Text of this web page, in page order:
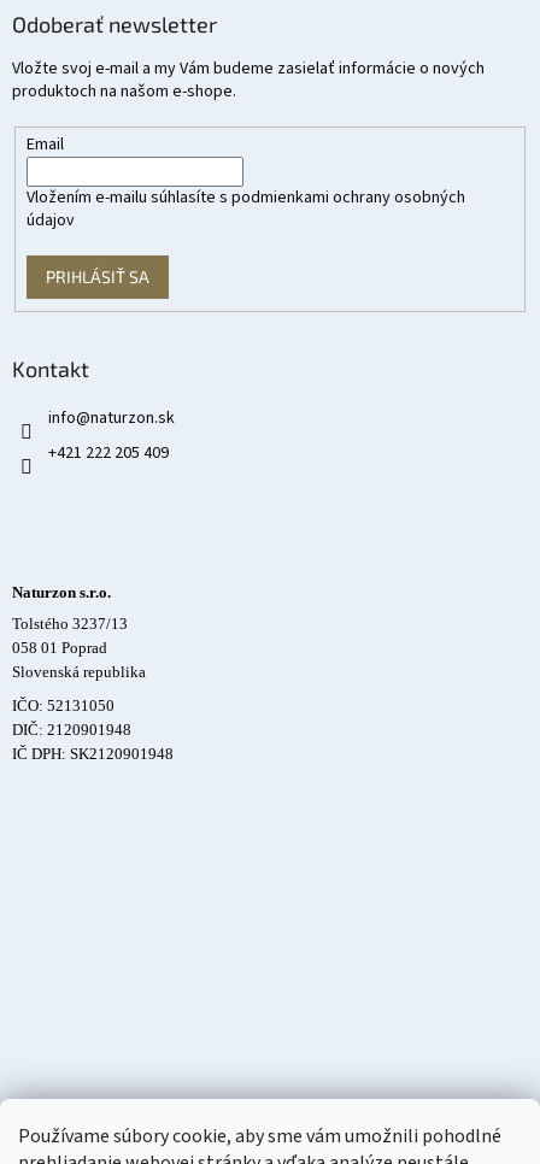
Používame súbory cookie, aby sme vám umožnili pohodlné
Odoberať newsletter
Vložte svoj e-mail a my Vám budeme zasielať informácie o nových
produktoch na našom e-shope.
Email
Vložením e-mailu súhlasíte s podmienkami ochrany osobných
údajov
PRIHLÁSIŤ SA
Kontakt
info@naturzon.sk
+421 222 205 409
Naturzon s.r.o.
Tolstého 3237/13
058 01 Poprad
Slovenská republika
IČO: 52131050
DIČ: 2120901948
IČ DPH: SK2120901948